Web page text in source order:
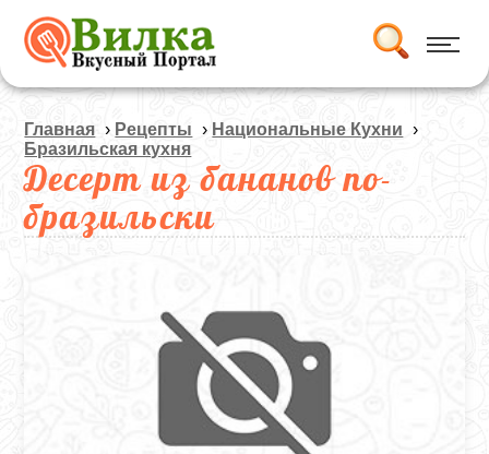
Главная › Рецепты › Национальные Кухни ›
Бразильская кухня
Десерт из бананов по-
бразильски